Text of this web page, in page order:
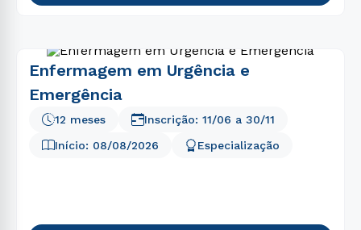
Enfermagem em Urgência e
Emergência
Início: 08/08/2026
12 meses
Especialização
Inscrição: 11/06 a 30/11